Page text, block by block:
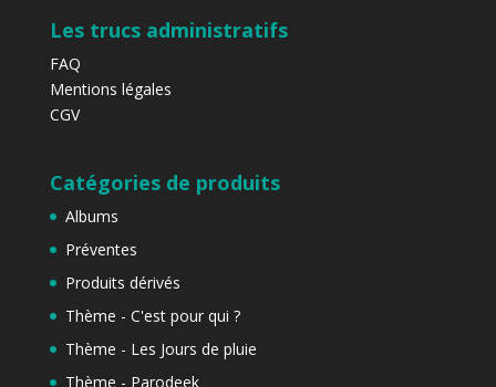
Les trucs administratifs
FAQ
Mentions légales
CGV
Catégories de produits
Albums
Préventes
Produits dérivés
Thème - C'est pour qui ?
Thème - Les Jours de pluie
Thème - Parodeek